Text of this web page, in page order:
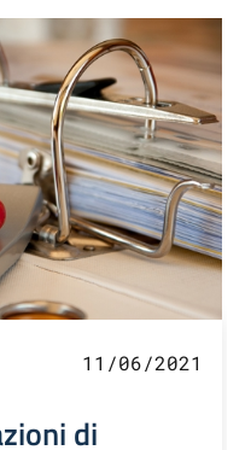
11/06/2021
di